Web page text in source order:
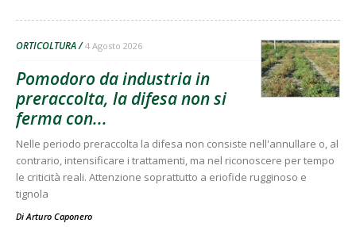
ORTICOLTURA 4 Agosto 2026
Pomodoro da industria in
preraccolta, la difesa non si
ferma con...
Nelle periodo preraccolta la difesa non consiste nell'annullare o, al
contrario, intensificare i trattamenti, ma nel riconoscere per tempo
le criticità reali. Attenzione soprattutto a eriofide rugginoso e
tignola
Di Arturo Caponero